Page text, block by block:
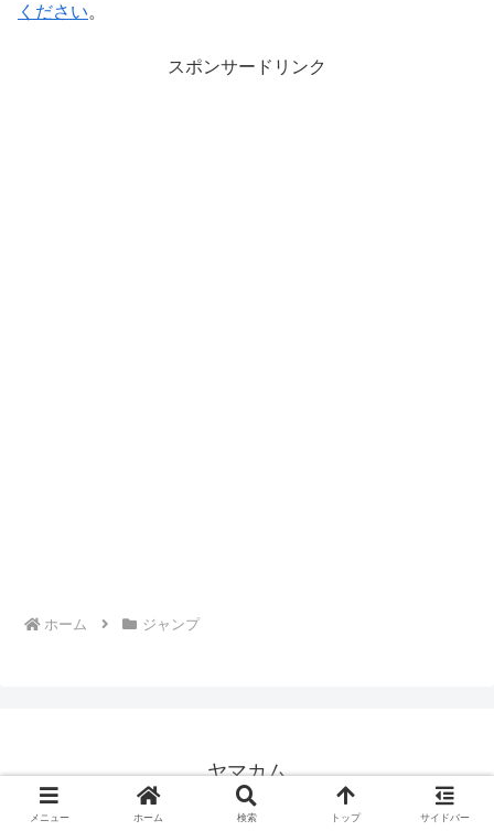
ください。
スポンサードリンク
ホーム ジャンプ
ヤマカム
© 2004 ヤマカム.
メニュー ホーム 検索 トップ サイドバー